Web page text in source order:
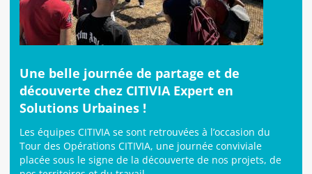
Une belle journée de partage et de
découverte chez CITIVIA Expert en
Solutions Urbaines !
Les équipes CITIVIA se sont retrouvées à l’occasion du
Tour des Opérations CITIVIA, une journée conviviale
placée sous le signe de la découverte de nos projets, de